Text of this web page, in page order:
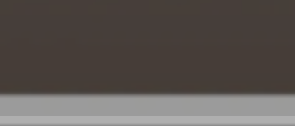
インビザラインファースト (矯正)
入れ歯・ブリッジとの違いに関して (